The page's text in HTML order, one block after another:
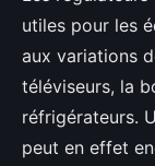
utiles pour les
aux variations
téléviseurs, la
réfrigérateurs.
peut en effet